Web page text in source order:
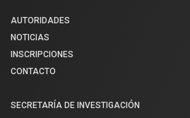
AUTORIDADES
NOTICIAS
INSCRIPCIONES
CONTACTO
SECRETARÍA DE INVESTIGACIÓN